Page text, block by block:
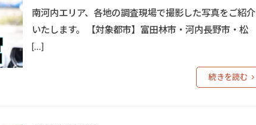
南河内エリア、各地の調査現場で撮影した写真をご紹介
いたします。 【対象都市】富田林市・河内長野市・松
[…]
続きを読む